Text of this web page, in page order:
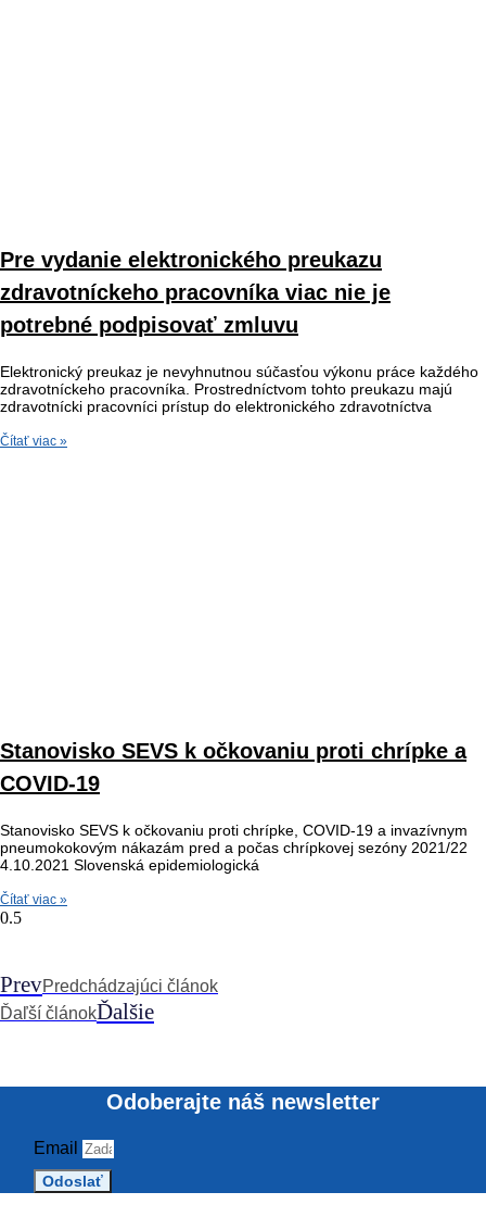
Pre vydanie elektronického preukazu
zdravotníckeho pracovníka viac nie je
potrebné podpisovať zmluvu
Elektronický preukaz je nevyhnutnou súčasťou výkonu práce každého
zdravotníckeho pracovníka. Prostredníctvom tohto preukazu majú
zdravotnícki pracovníci prístup do elektronického zdravotníctva
Čítať viac »
Stanovisko SEVS k očkovaniu proti chrípke a
COVID-19
Stanovisko SEVS k očkovaniu proti chrípke, COVID-19 a invazívnym
pneumokokovým nákazám pred a počas chrípkovej sezóny 2021/22
4.10.2021 Slovenská epidemiologická
Čítať viac »
PrevPredchádzajúci článok
Ďaľší článokĎalšie
Odoberajte náš newsletter
Email
Odoslať